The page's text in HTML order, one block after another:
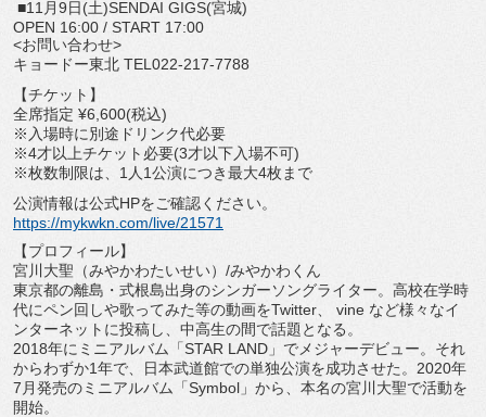
■11月9日(土)SENDAI GIGS(宮城)
OPEN 16:00 / START 17:00
<お問い合わせ>
キョードー東北 TEL022-217-7788
【チケット】
全席指定 ¥6,600(税込)
※入場時に別途ドリンク代必要
※4才以上チケット必要(3才以下入場不可)
※枚数制限は、1人1公演につき最大4枚まで
公演情報は公式HPをご確認ください。
https://mykwkn.com/live/21571
【プロフィール】
宮川大聖（みやかわたいせい）/みやかわくん
東京都の離島・式根島出身のシンガーソングライター。 高校在学時
代にペン回しや歌ってみた等の動画をTwitter、 vine など様々なイ
ンターネットに投稿し、中高生の間で話題となる。
2018年にミニアルバム「STAR LAND」でメジャーデビュー。それ
からわずか1年で、
日本武道館での単独公演を成功させた。 2020年
7月発売のミニアルバム「Symbol」から、 本名の宮川大聖で活動を
開始。